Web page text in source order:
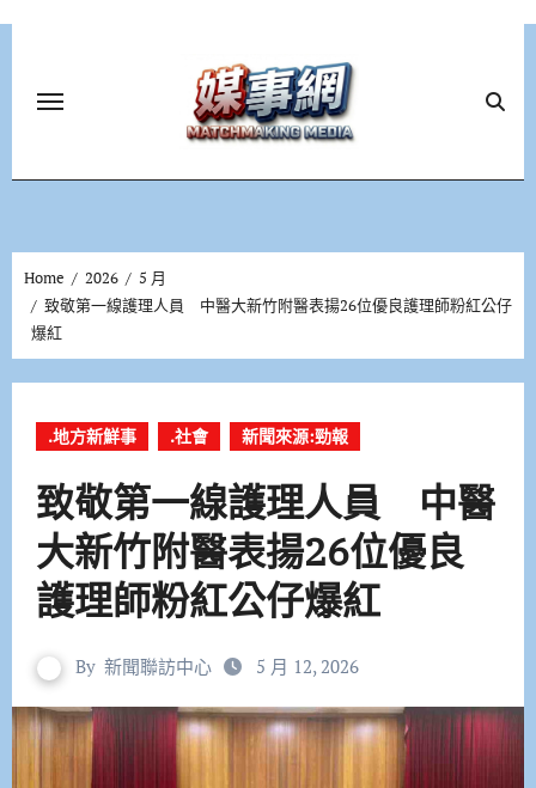
Home 2026
5 月
致敬第一線護理人員 中醫大新竹附醫表揚26位優良護理師粉紅公仔
爆紅
.地方新鮮事 .社會 新聞來源:勁報
致敬第一線護理人員 中醫
大新竹附醫表揚26位優良
護理師粉紅公仔爆紅
By 新聞聯訪中心 5 月 12, 2026